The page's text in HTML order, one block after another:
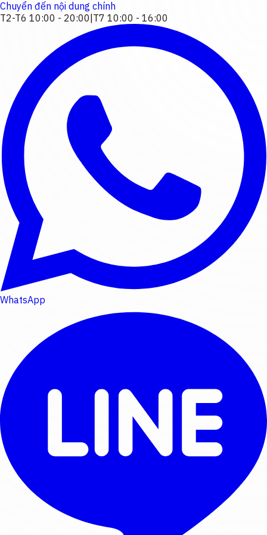
Chuyển đến nội dung chính
T2-T6 10:00 - 20:00 T7 10:00 - 16:00
WhatsApp